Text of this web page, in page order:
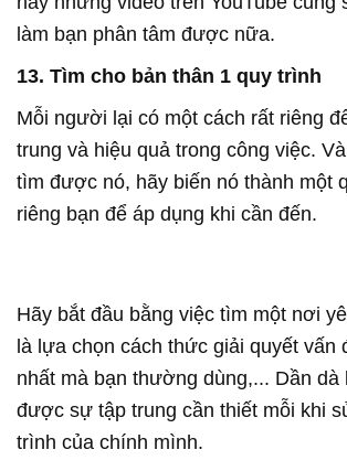
làm bạn phân tâm được nữa.
13. Tìm cho bản thân 1 quy trình
Mỗi người lại có một cách rất riêng
trung và hiệu quả trong công việc.
tìm được nó, hãy biến nó thành một
riêng bạn để áp dụng khi cần đến.
Hãy bắt đầu bằng việc tìm một nơi
là lựa chọn cách thức giải quyết vấn
nhất mà bạn thường dùng,... Dần dà
được sự tập trung cần thiết mỗi khi
trình của chính mình.